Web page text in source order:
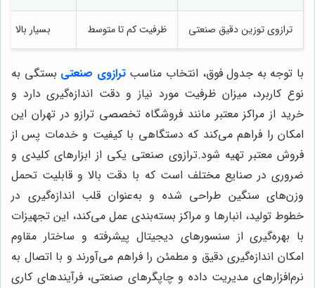
ترازوی توزین دقیق صنعتی ظرفیت کم تا متوسط بسیار بالا
با توجه به جدول فوق، انتخاب مناسبترازوی صنعتی بستگی به
نوع کاربرد، میزان ظرفیت مورد نیاز و دقت اندازه‌گیری دارد و
خرید از مراکز معتبر مانند فروشگاه تخصصی ترازو در تهران این
امکان را فراهم می‌کند که دستگاهی با کیفیت و خدمات پس از
فروش معتبر تهیه شود.ترازوی صنعتی یکی از ابزارهای کلیدی و
ضروری در صنایع مختلف است که با دقت بالا و قابلیت تحمل
وزن‌های سنگین طراحی شده و به‌عنوان قلب اندازه‌گیری در
خطوط تولید، انبارها و مراکز بسته‌بندی عمل می‌کند، این تجهیزات
با بهره‌گیری از سنسورهای دیجیتال پیشرفته و ساختار مقاوم
امکان اندازه‌گیری دقیق و مطمئن را فراهم می‌آورند و با اتصال به
نرم‌افزارهای مدیریت داده و چاپگرهای صنعتی، فرآیندهای کاری